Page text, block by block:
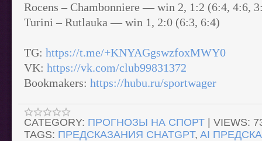
Rocens – Chambonniere — win 2, 1:2 (6:4, 4:6,
Turini – Rutlauka — win 1, 2:0 (6:3, 6:4)
TG: https://t.me/+KNYAGgswzfoxMWY0
VK: https://vk.com/club99831372
Bookmakers: https://hubu.ru/sportwager
CATEGORY: ПРОГНОЗЫ НА СПОРТ VIEWS:
TAGS: ПРЕДСКАЗАНИЯ CHATGPT, AI